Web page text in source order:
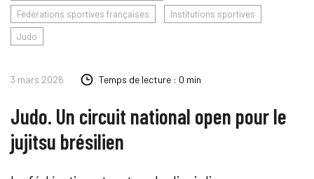
Fédérations sportives françaises
Institutions sportives
Judo
3 mars 2026 Temps de lecture : 0 min
Judo. Un circuit national open pour le
jujitsu brésilien